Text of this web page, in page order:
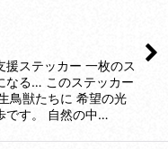
援ステッカー 一枚のス
なる… このステッカー
鳥獣たちに 希望の光
です。 自然の中…